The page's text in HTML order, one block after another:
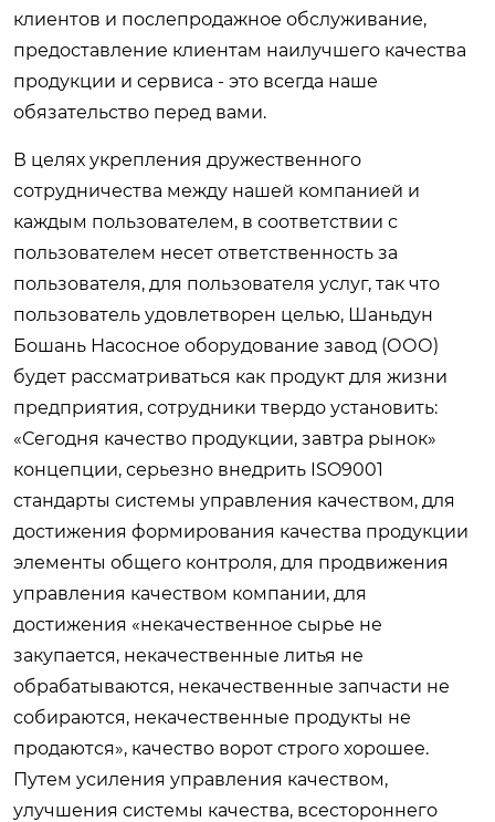
клиентов и послепродажное обслуживание,
предоставление клиентам наилучшего качества
продукции и сервиса - это всегда наше
обязательство перед вами.
В целях укрепления дружественного
сотрудничества между нашей компанией и
каждым пользователем, в соответствии с
пользователем несет ответственность за
пользователя, для пользователя услуг, так что
пользователь удовлетворен целью, Шаньдун
Бошань Насосное оборудование завод (ООО)
будет рассматриваться как продукт для жизни
предприятия, сотрудники твердо установить:
«Сегодня качество продукции, завтра рынок»
концепции, серьезно внедрить ISO9001
стандарты системы управления качеством, для
достижения формирования качества продукции
элементы общего контроля, для продвижения
управления качеством компании, для
достижения «некачественное сырье не
закупается, некачественные литья не
обрабатываются, некачественные запчасти не
собираются, некачественные продукты не
продаются», качество ворот строго хорошее.
Путем усиления управления качеством,
улучшения системы качества, всестороннего